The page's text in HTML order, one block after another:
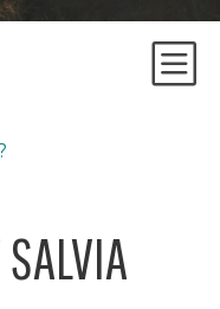
SALVIA